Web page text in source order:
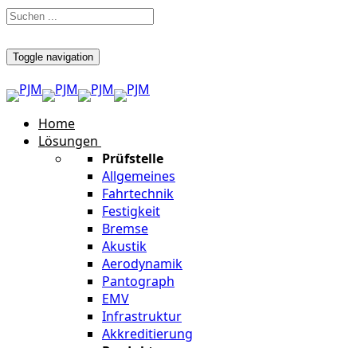
Toggle navigation
Home
Lösungen
Prüfstelle
Allgemeines
Fahrtechnik
Festigkeit
Bremse
Akustik
Aerodynamik
Pantograph
EMV
Infrastruktur
Akkreditierung